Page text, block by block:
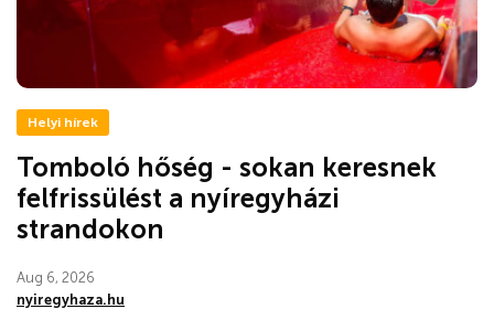
Helyi hírek
Tomboló hőség - sokan keresnek
felfrissülést a nyíregyházi
strandokon
Aug 6, 2026
nyiregyhaza.hu